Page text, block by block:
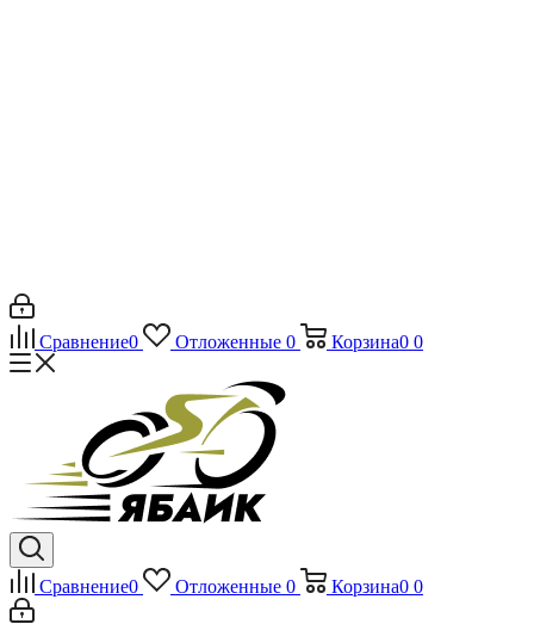
Сравнение0 Отложенные 0 Корзина0 0
Сравнение0 Отложенные 0 Корзина0 0